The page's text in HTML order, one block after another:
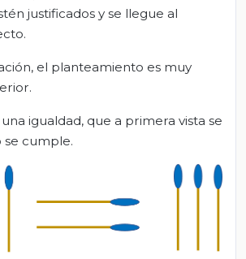
justificados y se llegue al
el planteamiento es muy
igualdad, que a primera vista se
cumple.